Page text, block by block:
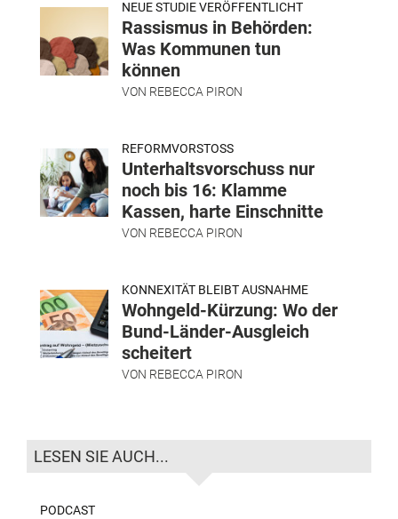
NEUE STUDIE VERÖFFENTLICHT
Rassismus in Behörden:
Was Kommunen tun
können
VON REBECCA PIRON
REFORMVORSTOSS
Unterhaltsvorschuss nur
noch bis 16: Klamme
Kassen, harte Einschnitte
VON REBECCA PIRON
KONNEXITÄT BLEIBT AUSNAHME
Wohngeld-Kürzung: Wo der
Bund-Länder-Ausgleich
scheitert
VON REBECCA PIRON
LESEN SIE AUCH...
PODCAST